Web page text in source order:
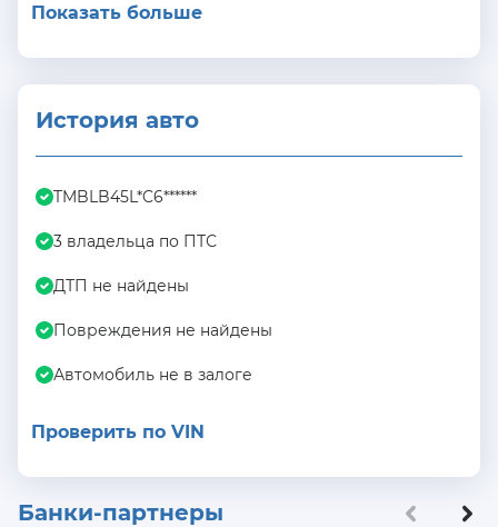
Показать больше
История авто
TMBLB45L*C6******
3 владельца по ПТС
ДТП не найдены
Повреждения не найдены
Автомобиль не в залоге
Проверить по VIN
Банки-партнеры